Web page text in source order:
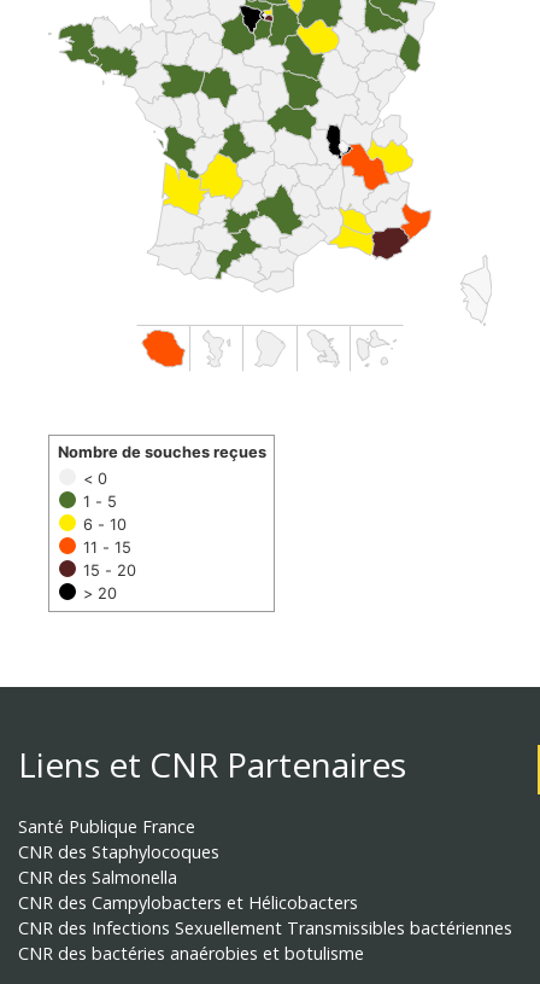
< 0
1 - 5
6 - 10
11 - 15
15 - 20
> 20
Nombre de souches reçues
Liens et CNR Partenaires
Santé Publique France
CNR des Staphylocoques
CNR des Salmonella
CNR des Campylobacters et Hélicobacters
CNR des Infections Sexuellement Transmissibles bactériennes
CNR des bactéries anaérobies et botulisme